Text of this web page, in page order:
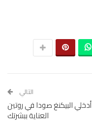
التالي
أدخلي البيكنغ صودا في روتين
العناية ببشرتك